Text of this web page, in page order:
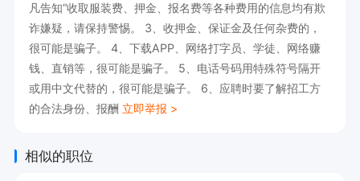
凡告知“收取服装费、押金、报名费等各种费用的信息均有欺
诈嫌疑，请保持警惕。 3、收押金、保证金及任何杂费的，
很可能是骗子。 4、下载APP、网络打字员、学徒、网络赚
钱、直销等，很可能是骗子。 5、电话号码用特殊符号隔开
或用中文代替的，很可能是骗子。 6、应聘时要了解招工方
的合法身份、报酬 立即举报 >
相似的职位